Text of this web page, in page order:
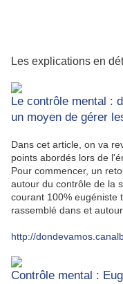
Les explications en
Le contrôle mental :
un moyen de gérer
Dans cet article, on va
points abordés lors de
Pour commencer, un
autour du contrôle de la
courant 100% eugéniste
rassemblé dans et
http://
Contrôle mental :